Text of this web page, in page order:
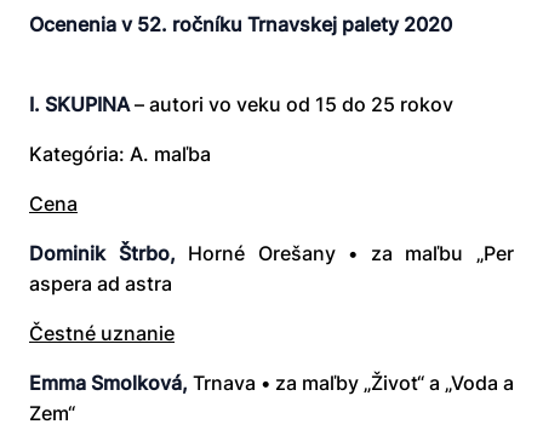
Ocenenia v 52. ročníku Trnavskej palety 2020
I. SKUPINA– autori vo veku od 15 do 25 rokov
Kategória: A. maľba
Cena
Dominik Štrbo, Horné Orešany • za maľbu „Per
aspera ad astra
Čestné uznanie
Emma Smolková, Trnava • za maľby „Život“ a „Voda a
Zem“